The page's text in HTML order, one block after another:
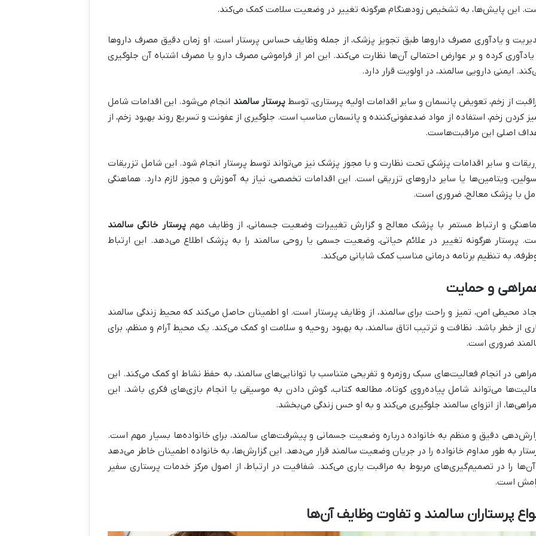
این پایش‌ها، به تشخیص زودهنگام هرگونه تغییر در وضعیت سلامت کمک می‌کند.
و یادآوری مصرف داروها طبق تجویز پزشک، از جمله وظایف حساس پرستار است. او زمان دقیق مصرف داروها
یادآوری کرده و بر عوارض احتمالی آن‌ها نظارت می‌کند. این امر از فراموشی مصرف دارو یا مصرف اشتباه آن جلوگیری
ایمنی دارویی سالمند، در اولویت قرار دارد.
از زخم، تعویض پانسمان و سایر اقدامات اولیه پرستاری، توسطپرستار سالمند انجام می‌شود. این اقدامات شامل
کردن زخم، استفاده از مواد ضدعفونی‌کننده و پانسمان مناسب است. جلوگیری از عفونت و تسریع روند بهبود زخم، از
اصلی این مراقبت‌هاست.
و سایر اقدامات پزشکی تحت نظارت و با مجوز پزشک نیز می‌تواند توسط پرستار انجام شود. این شامل تزریقات
ویتامین‌ها یا سایر داروهای تزریقی است. این اقدامات تخصصی، نیاز به آموزش و مجوز لازم دارد. هماهنگی
با پزشک معالج، ضروری است.
و ارتباط مستمر با پزشک معالج و گزارش تغییرات وضعیت جسمانی، از وظایف مهمپرستار خانگی سالمند
پرستار هرگونه تغییر در علائم حیاتی، وضعیت جسمی یا روحی سالمند را به پزشک اطلاع می‌دهد. این ارتباط
به تنظیم برنامه درمانی مناسب کمک شایانی می‌کند.
و حمایت
محیطی امن، تمیز و راحت برای سالمند، از وظایف پرستار است. او اطمینان حاصل می‌کند که محیط زندگی سالمند
از خطر باشد. نظافت و ترتیب اتاق سالمند، به بهبود روحیه و سلامت او کمک می‌کند. یک محیط آرام و منظم، برای
ضروری است.
در انجام فعالیت‌های سبک روزمره و تفریحی متناسب با توانایی‌های سالمند، به حفظ نشاط او کمک می‌کند. این
می‌تواند شامل پیاده‌روی کوتاه، مطالعه کتاب، گوش دادن به موسیقی یا انجام بازی‌های فکری باشد. این
از انزوای سالمند جلوگیری می‌کند و به او حس زندگی می‌بخشد.
دقیق و منظم به خانواده درباره وضعیت جسمانی و پیشرفت‌های سالمند، برای خانواده‌ها بسیار مهم است.
به طور مداوم خانواده را در جریان وضعیت سالمند قرار می‌دهد. این گزارش‌ها، به خانواده اطمینان خاطر می‌دهد
را در تصمیم‌گیری‌های مربوط به مراقبت یاری می‌کند. شفافیت در ارتباط، از اصول مرکز خدمات پرستاری سفیر
است.
پرستاران سالمند و تفاوت وظایف آن‌ها